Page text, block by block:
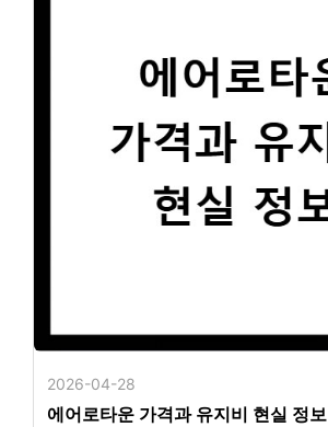
2026-04-28
에어로타운 가격과 유지비 현실 정보